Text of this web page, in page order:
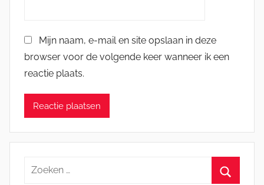
Mijn naam, e-mail en site opslaan in deze
browser voor de volgende keer wanneer ik een
reactie plaats.
Zoeken